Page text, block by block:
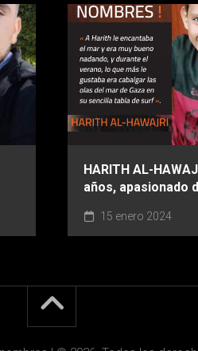
HARITH AL-
años, apasionado
15 enero 2024